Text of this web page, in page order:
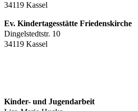
34119 Kassel
Ev. Kindertagesstätte Friedenskirche
Dingelstedtstr. 10
34119 Kassel
Kinder- und Jugendarbeit